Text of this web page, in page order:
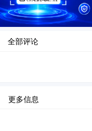
全部评论
更多信息